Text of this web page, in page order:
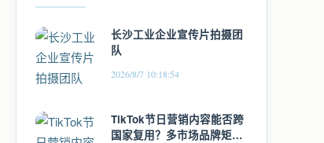
长沙工业企业宣传片拍摄团
队
2026/8/7 10:18:54
TikTok节日营销内容能否跨
国家复用？多市场品牌矩阵